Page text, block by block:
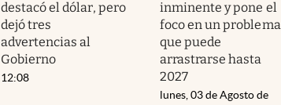
destacó el dólar, pero
dejó tres
advertencias al
Gobierno
12:08
inminente y pone el
foco en un problema
que puede
arrastrarse hasta
2027
lunes, 03 de Agosto de